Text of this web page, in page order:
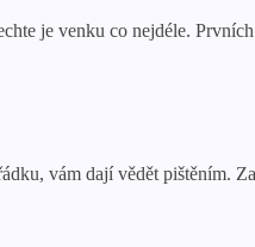
je venku co nejdéle.
vám dají vědět pištěním.